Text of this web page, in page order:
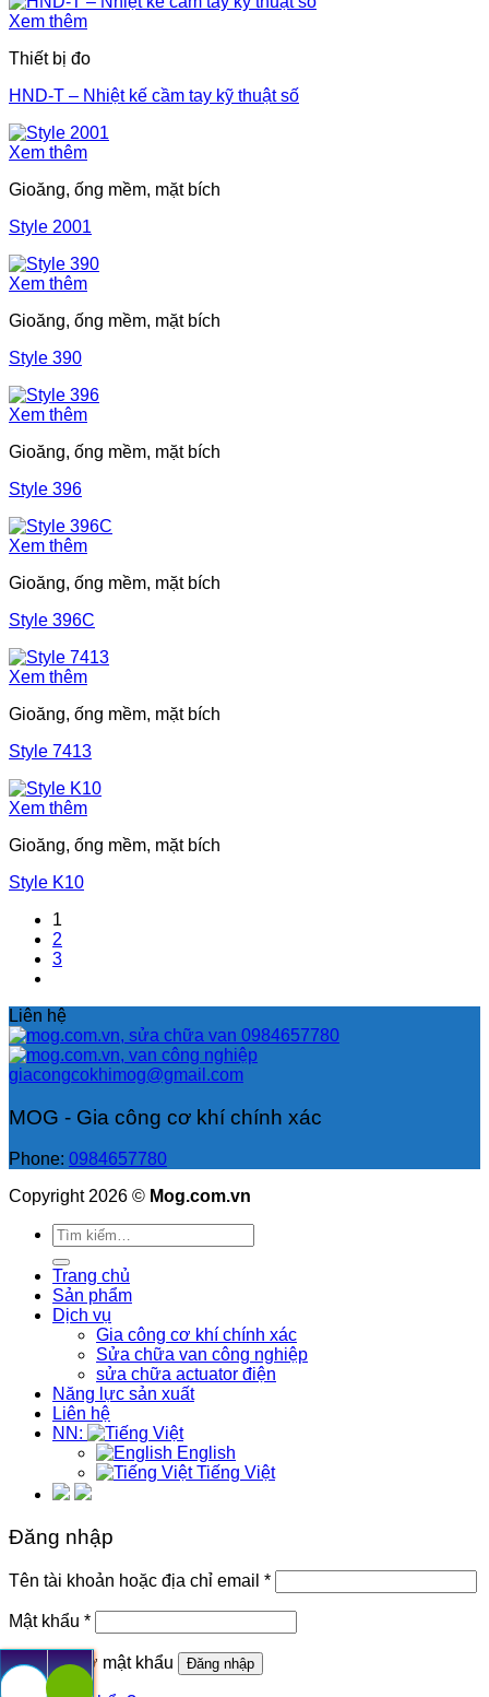
Xem thêm
Thiết bị đo
HND-T – Nhiệt kế cầm tay kỹ thuật số
Xem thêm
Gioăng, ống mềm, mặt bích
Style 2001
Xem thêm
Gioăng, ống mềm, mặt bích
Style 390
Xem thêm
Gioăng, ống mềm, mặt bích
Style 396
Xem thêm
Gioăng, ống mềm, mặt bích
Style 396C
Xem thêm
Gioăng, ống mềm, mặt bích
Style 7413
Xem thêm
Gioăng, ống mềm, mặt bích
Style K10
1
2
3
Liên hệ
0984657780
giacongcokhimog@gmail.com
MOG - Gia công cơ khí chính xác
Phone: 0984657780
Copyright 2026 © Mog.com.vn
Tìm
kiếm:
Trang chủ
Sản phẩm
Dịch vụ
Gia công cơ khí chính xác
Sửa chữa van công nghiệp
sửa chữa actuator điện
Năng lực sản xuất
Liên hệ
NN:
English
Tiếng Việt
Đăng nhập
Tên tài khoản hoặc địa chỉ email *Bắt
buộc
Mật khẩu *Bắt
buộc
Ghi nhớ mật khẩu
Đăng nhập